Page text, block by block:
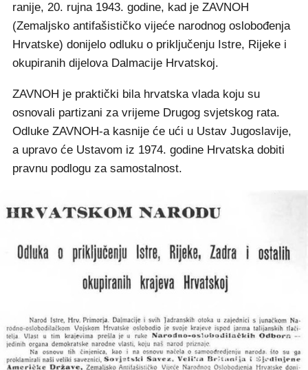
ranije, 20. rujna 1943. godine, kad je ZAVNOH
(Zemaljsko antifašističko vijeće narodnog oslobođenja
Hrvatske) donijelo odluku o priključenju Istre, Rijeke i
okupiranih dijelova Dalmacije Hrvatskoj.
ZAVNOH je praktički bila hrvatska vlada koju su
osnovali partizani za vrijeme Drugog svjetskog rata.
Odluke ZAVNOH-a kasnije će ući u Ustav Jugoslavije,
a upravo će Ustavom iz 1974. godine Hrvatska dobiti
pravnu podlogu za samostalnost.